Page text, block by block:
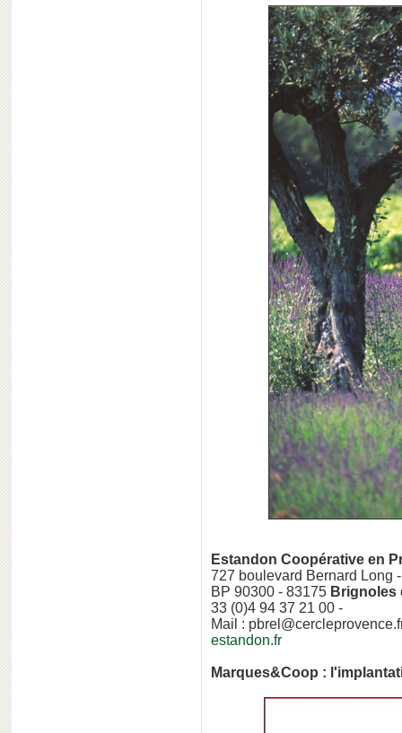
Estandon Coopérative en
727 boulevard Bernard Long
BP 90300 - 83175 Brignoles
33 (0)4 94 37 21 00 -
Mail :
estandon.fr
Marques&Coop :